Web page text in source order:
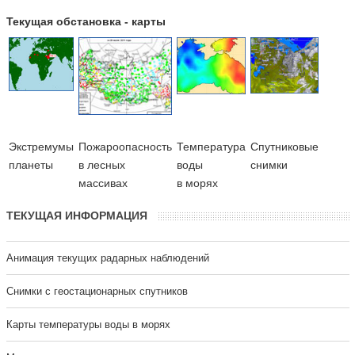
Текущая обстановка - карты
Экстремумы
планеты
Пожароопасность
в лесных
массивах
Температура
воды
в морях
Cпутниковые
снимки
ТЕКУЩАЯ ИНФОРМАЦИЯ
Анимация текущих радарных наблюдений
Cнимки с геостационарных спутников
Карты температуры воды в морях